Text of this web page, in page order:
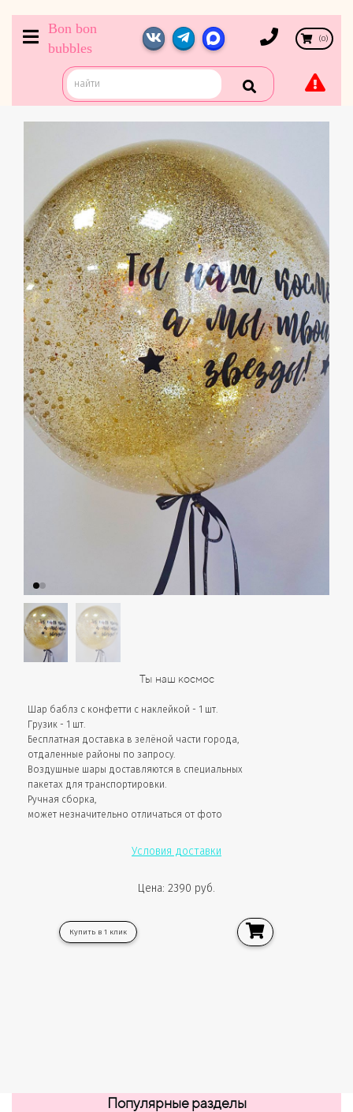
Bon bon
bubbles
(0)
Ты наш космос
Шар баблз с конфетти с наклейкой - 1 шт.
Грузик - 1 шт.
Бесплатная доставка в зелёной части города,
отдаленные районы по запросу.
Воздушные шары доставляются в специальных
пакетах для транспортировки.
Ручная сборка,
может незначительно отличаться от фото
Условия доставки
Цена: 2390 руб.
Купить в 1 клик
Популярные разделы